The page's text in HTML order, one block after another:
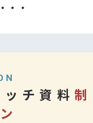
・・
チ資料 制